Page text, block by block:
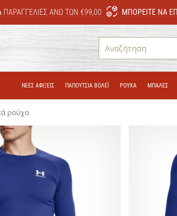
ΠΑΡΑΓΓΕΛΊΕΣ ΆΝΩ ΤΩΝ €99,00 ΜΠΟΡΕΊΤΕ ΝΑ
ΝΕΕΣ ΑΦΙΞΕΙΣ ΠΑΠΟΎΤΣΙΑ ΒΌΛΕΪ ΡΟΎΧΑ ΜΠΑΛΕΣ
ρούχα